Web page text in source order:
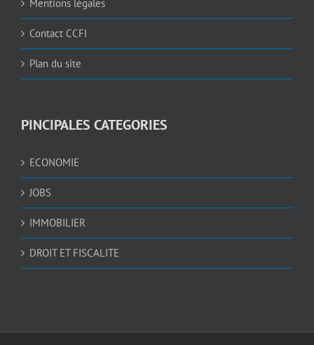
Mentions légales
Contact CCFI
Plan du site
PINCIPALES CATEGORIES
ECONOMIE
JOBS
IMMOBILIER
DROIT ET FISCALITE